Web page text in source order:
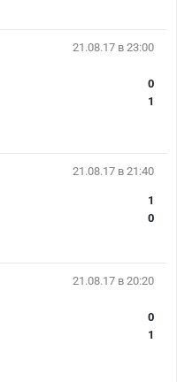
21.08.17 в 23:00
0
1
21.08.17 в 21:40
1
0
21.08.17 в 20:20
0
1